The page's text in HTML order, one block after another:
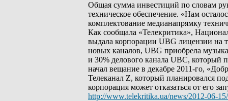
Общая сумма инвестиций по словам
техническое обеспечение. «Нам
комплектование медианапрямку
Как сообщала «Телекритика»,
выдала корпорации UBG лицензии на
новых каналов, UBG приобрела
и 30% делового канала UBC, который
начал вещание в декабре 2011-го,
Телеканал Z, который планировался
корпорация может отказаться от его
http://www.telekritika.ua/news/2012-06-